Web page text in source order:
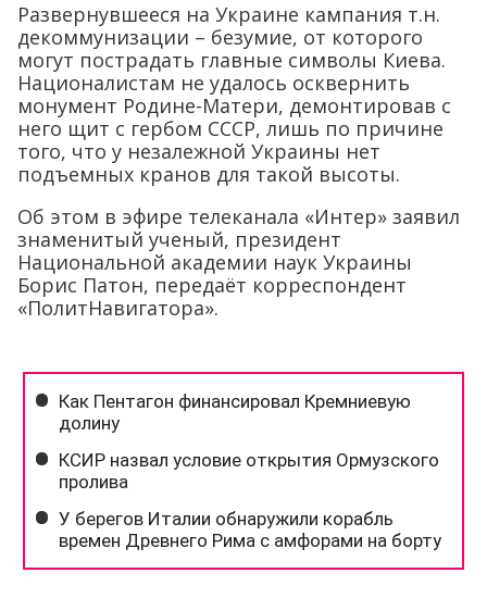
Развернувшееся на Украине кампания т.н.
декоммунизации – безумие, от которого
могут пострадать главные символы Киева.
Националистам не удалось осквернить
монумент Родине-Матери, демонтировав с
него щит с гербом СССР, лишь по причине
того, что у незалежной Украины нет
подъемных кранов для такой высоты.
Об этом в эфире телеканала «Интер» заявил
знаменитый ученый, президент
Национальной академии наук Украины
Борис Патон, передаёт корреспондент
«ПолитНавигатора».